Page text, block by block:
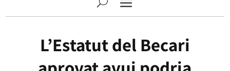
L’Estatut del Becari